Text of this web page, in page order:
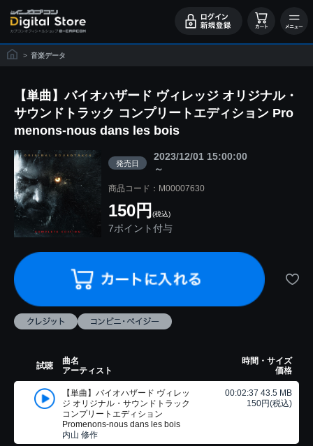
> 音楽データ
【単曲】バイオハザード ヴィレッジ オリジナル・
サウンドトラック コンプリートエディション Pro
menons-nous dans les bois
発売日
2023/12/01 15:00:00
～
商品コード：M00007630
150円 (税込)
7ポイント付与
試聴
曲名
アーティスト
時間・サイズ
価格
【単曲】バイオハザード ヴィレッ
ジ オリジナル・サウンドトラック
コンプリートエディション
Promenons-nous dans les bois
内山 修作
00:02:37 43.5 MB
150円(税込)